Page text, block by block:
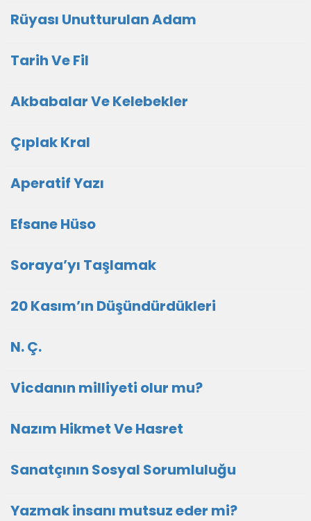
Rüyası Unutturulan Adam
Tarih Ve Fil
Akbabalar Ve Kelebekler
Çıplak Kral
Aperatif Yazı
Efsane Hüso
Soraya’yı Taşlamak
20 Kasım’ın Düşündürdükleri
N. Ç.
Vicdanın milliyeti olur mu?
Nazım Hikmet Ve Hasret
Sanatçının Sosyal Sorumluluğu
Yazmak insanı mutsuz eder mi?